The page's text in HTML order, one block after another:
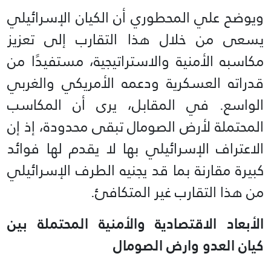
ويوضح علي المحطوري أن الكيان الإسرائيلي
يسعى من خلال هذا التقارب إلى تعزيز
مكاسبه الأمنية والاستراتيجية، مستفيدًا من
قدراته العسكرية ودعمه الأمريكي والغربي
الواسع. في المقابل، يرى أن المكاسب
المحتملة لأرض الصومال تبقى محدودة، إذ إن
الاعتراف الإسرائيلي بها لا يقدم لها فوائد
كبيرة مقارنة بما قد يجنيه الطرف الإسرائيلي
من هذا التقارب غير المتكافئ.
الأبعاد الاقتصادية والأمنية المحتملة بين
كيان العدو وارض الصومال